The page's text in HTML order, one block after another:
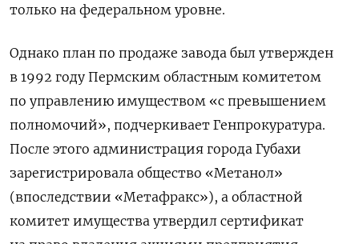
только на федеральном уровне.
Однако план по продаже завода был утвержден
в 1992 году Пермским областным комитетом
по управлению имуществом «с превышением
полномочий», подчеркивает Генпрокуратура.
После этого администрация города Губахи
зарегистрировала общество «Метанол»
(впоследствии «Метафракс»), а областной
комитет имущества утвердил сертификат